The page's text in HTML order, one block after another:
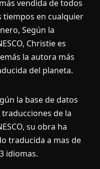
vendida de todos
tiempos en cualquier
Según la
Christie es
la autora más
del planeta.
la base de datos
traducciones de la
su obra ha
traducida a mas de
idiomas.